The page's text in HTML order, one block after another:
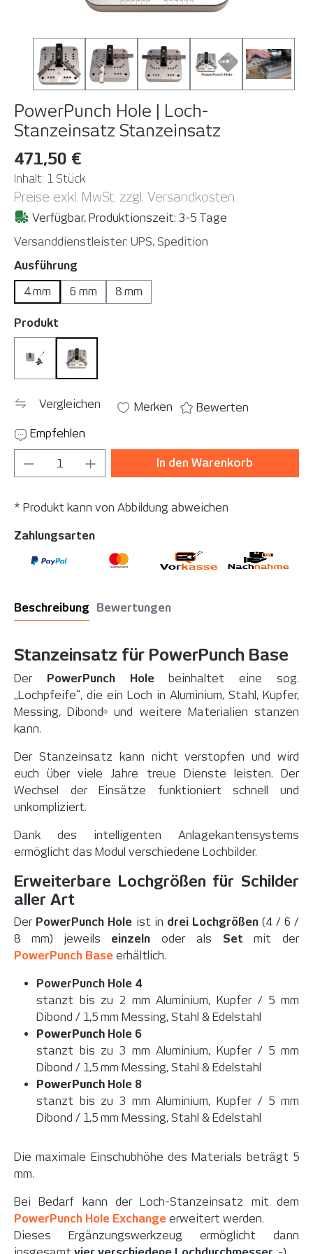
PowerPunch Hole | Loch-
Stanzeinsatz Stanzeinsatz
471,50 €
Inhalt: 1 Stück
Preise exkl. MwSt. zzgl. Versandkosten
Verfügbar, Produktionszeit: 3-5 Tage
Versanddienstleister: UPS, Spedition
Ausführung
4 mm
6 mm 8 mm
Produkt
Set Stanzeinsatz
Vergleichen Merken
Bewerten
Empfehlen
Produkt Anzahl: Gib den gewünschten
In den Warenkorb
* Produkt kann von Abbildung abweichen
Zahlungsarten
Beschreibung Bewertungen
Stanzeinsatz für PowerPunch Base
Der PowerPunch Holebeinhaltet eine sog.
„Lochpfeife“, die ein Loch in Aluminium, Stahl, Kupfer,
Messing,Dibond®
und weitere Materialien stanzen
kann.
Der Stanzeinsatz kann nicht verstopfen und wird
euch über viele Jahre treue Dienste leisten. Der
Wechsel der Einsätze funktioniert schnell und
unkompliziert.
Dank des intelligenten Anlagekantensystems
ermöglicht das Modul verschiedene Lochbilder.
Erweiterbare Lochgrößen für Schilder
aller Art
Der PowerPunch Hole ist in drei Lochgrößen (4 / 6 /
8 mm) jeweils einzeln oder als Setmit der
PowerPunch Base erhältlich.
PowerPunch Hole 4
stanzt bis zu 2 mm Aluminium, Kupfer / 5 mm
Dibond / 1,5 mm Messing, Stahl & Edelstahl
PowerPunch Hole 6
stanzt bis zu 3 mm Aluminium, Kupfer / 5 mm
Dibond / 1,5 mm Messing, Stahl & Edelstahl
PowerPunch Hole 8
stanzt bis zu 3 mm Aluminium, Kupfer / 5 mm
Dibond / 1,5 mm Messing, Stahl & Edelstahl
Die maximale Einschubhöhe des Materials beträgt 5
mm.
Bei Bedarf kann der Loch-Stanzeinsatz mit dem
PowerPunch Hole Exchange erweitert werden.
Dieses Ergänzungswerkzeug ermöglicht dann